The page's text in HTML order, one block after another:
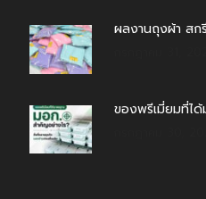
ผลงานถุงผ้า สก
ของพรีเมี่ยมที่ไ